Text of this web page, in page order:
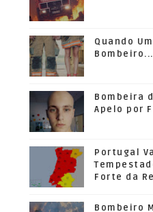
Quando
Bombeiro...
Bombeira
Apelo por
Portugal
Forte da
Bombeiro